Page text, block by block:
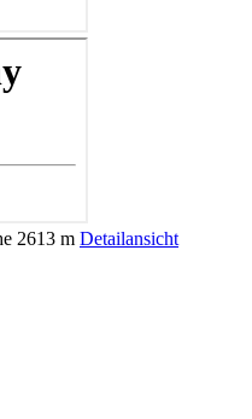
2613 m Detailansicht